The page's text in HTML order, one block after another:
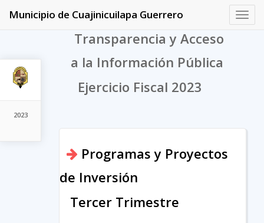
2023
Municipio de Cuajinicuilapa Guerrero
Transparencia y Acceso
a la Información Pública
Ejercicio Fiscal 2023
Programas y Proyectos
de Inversión
Tercer Trimestre